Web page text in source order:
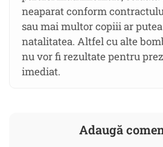
neaparat conform
sau mai multor copiii ar
natalitatea. Altfel cu alte
nu vor fi rezultate pentru
imediat.
Adaugă